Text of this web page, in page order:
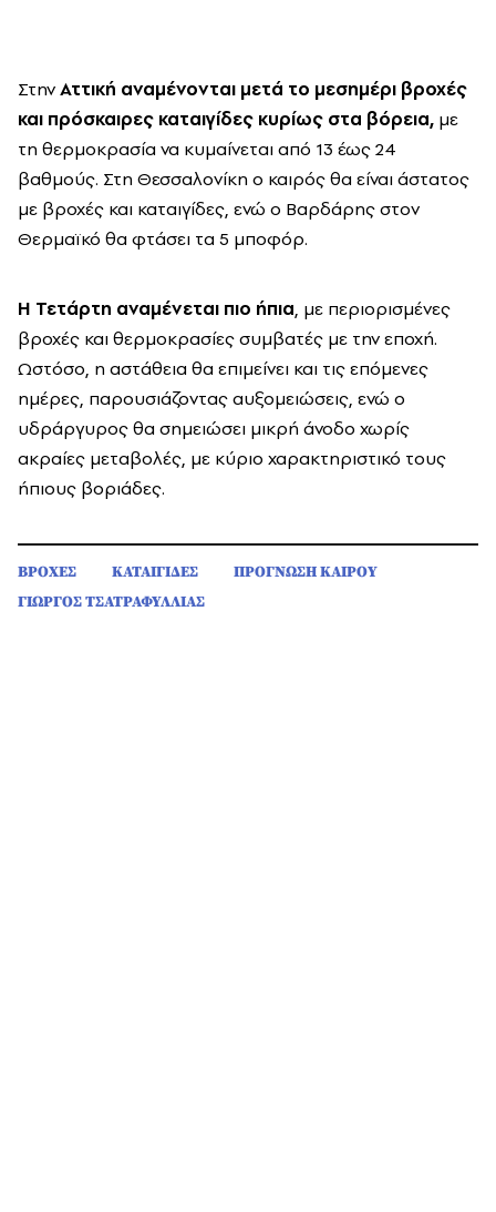
ΣτηνΑττική αναμένονται μετά το μεσημέρι βροχές
και πρόσκαιρες καταιγίδες κυρίως στα βόρεια, με
τη θερμοκρασία να κυμαίνεται από 13 έως 24
βαθμούς. Στη Θεσσαλονίκη ο καιρός θα είναι άστατος
με βροχές και καταιγίδες, ενώ ο Βαρδάρης στον
Θερμαϊκό θα φτάσει τα 5 μποφόρ.
Η Τετάρτη αναμένεται πιο ήπια, με περιορισμένες
βροχές και θερμοκρασίες συμβατές με την εποχή.
Ωστόσο, η αστάθεια θα επιμείνει και τις επόμενες
ημέρες, παρουσιάζοντας αυξομειώσεις, ενώ ο
υδράργυρος θα σημειώσει μικρή άνοδο χωρίς
ακραίες μεταβολές, με κύριο χαρακτηριστικό τους
ήπιους βοριάδες.
ΒΡΟΧΕΣ ΚΑΤΑΙΓΙΔΕΣ
ΠΡΟΓΝΩΣΗ ΚΑΙΡΟΥ
ΓΙΩΡΓΟΣ ΤΣΑΤΡΑΦΥΛΛΙΑΣ